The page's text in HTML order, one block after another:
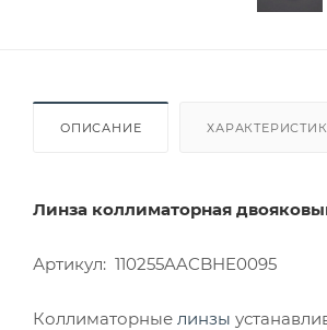
ОПИСАНИЕ
Линза коллиматорная
Артикул: 110255AACBHE0095
Коллиматорные линзы